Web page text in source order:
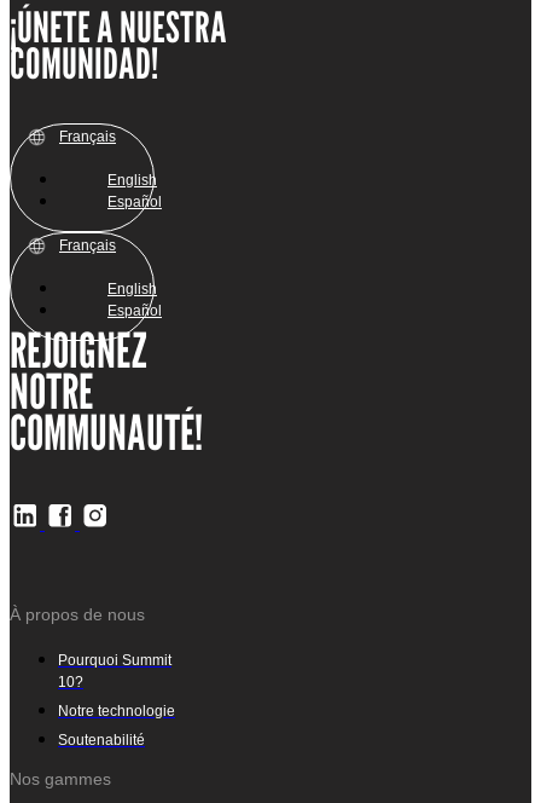
¡ÚNETE A NUESTRA
COMUNIDAD!
Français
English
Español
Français
English
Español
REJOIGNEZ
NOTRE
COMMUNAUTÉ!
À propos de nous
Pourquoi Summit
10?
Notre technologie
Soutenabilité
Nos gammes